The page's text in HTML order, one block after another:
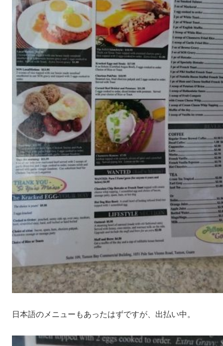
日本語のメニューもあったはずですが、出払い中。